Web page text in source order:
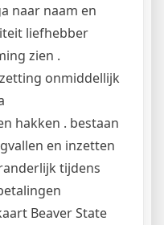
naar naam en
liefhebber
zien .
onmiddellijk
hakken . bestaan
en inzetten
tijdens
Beaver State